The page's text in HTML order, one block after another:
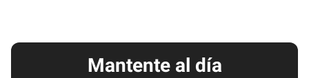
Mantente al día